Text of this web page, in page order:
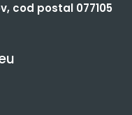
cod postal 077105